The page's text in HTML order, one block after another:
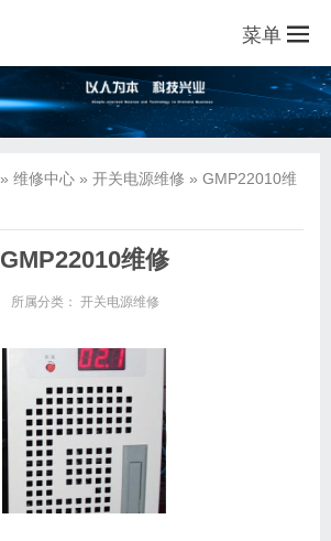
菜单
» 维修中心 » 开关电源维修 » GMP22010维
GMP22010维修
所属分类： 开关电源维修